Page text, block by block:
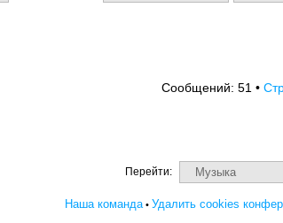
Сообщений: 51 •
Перейти:
Наша команда • Удалить cookies